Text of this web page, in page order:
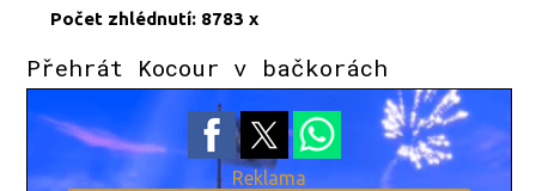
Počet zhlédnutí: 8783 x
Přehrát Kocour v bačkorách
Reklama